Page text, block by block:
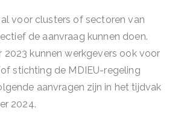
voor clusters of sectoren van
de aanvraag kunnen doen.
2023 kunnen werkgevers ook voor
stichting de MDIEU-regeling
aanvragen zijn in het tijdvak
2024.